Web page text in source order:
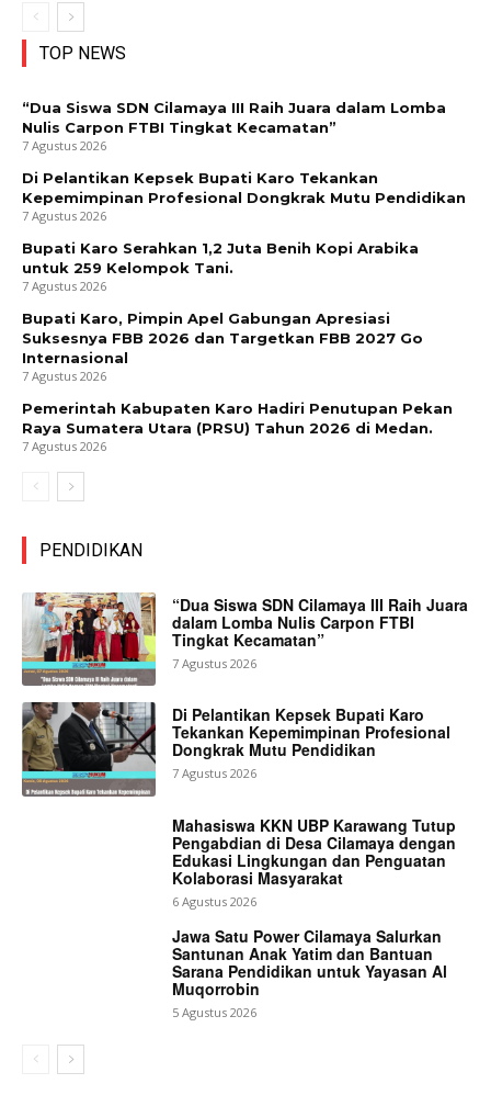
TOP NEWS
“Dua Siswa SDN Cilamaya III Raih Juara dalam Lomba
Nulis Carpon FTBI Tingkat Kecamatan”
7 Agustus 2026
Di Pelantikan Kepsek Bupati Karo Tekankan
Kepemimpinan Profesional Dongkrak Mutu Pendidikan
7 Agustus 2026
Bupati Karo Serahkan 1,2 Juta Benih Kopi Arabika
untuk 259 Kelompok Tani.
7 Agustus 2026
Bupati Karo, Pimpin Apel Gabungan Apresiasi
Suksesnya FBB 2026 dan Targetkan FBB 2027 Go
Internasional
7 Agustus 2026
Pemerintah Kabupaten Karo Hadiri Penutupan Pekan
Raya Sumatera Utara (PRSU) Tahun 2026 di Medan.
7 Agustus 2026
PENDIDIKAN
“Dua Siswa SDN Cilamaya III Raih Juara
dalam Lomba Nulis Carpon FTBI
Tingkat Kecamatan”
7 Agustus 2026
Di Pelantikan Kepsek Bupati Karo
Tekankan Kepemimpinan Profesional
Dongkrak Mutu Pendidikan
7 Agustus 2026
Mahasiswa KKN UBP Karawang Tutup
Pengabdian di Desa Cilamaya dengan
Edukasi Lingkungan dan Penguatan
Kolaborasi Masyarakat
6 Agustus 2026
Jawa Satu Power Cilamaya Salurkan
Santunan Anak Yatim dan Bantuan
Sarana Pendidikan untuk Yayasan Al
Muqorrobin
5 Agustus 2026